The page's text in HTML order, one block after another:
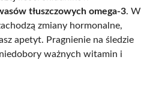
tłuszczowych omega-3. W
zmiany hormonalne,
apetyt. Pragnienie na śledzie
ważnych witamin i